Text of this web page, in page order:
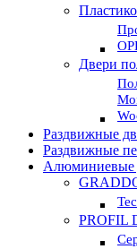
Двери
Раздвижные
Раздвижные
Алюминиевые
PROFIL